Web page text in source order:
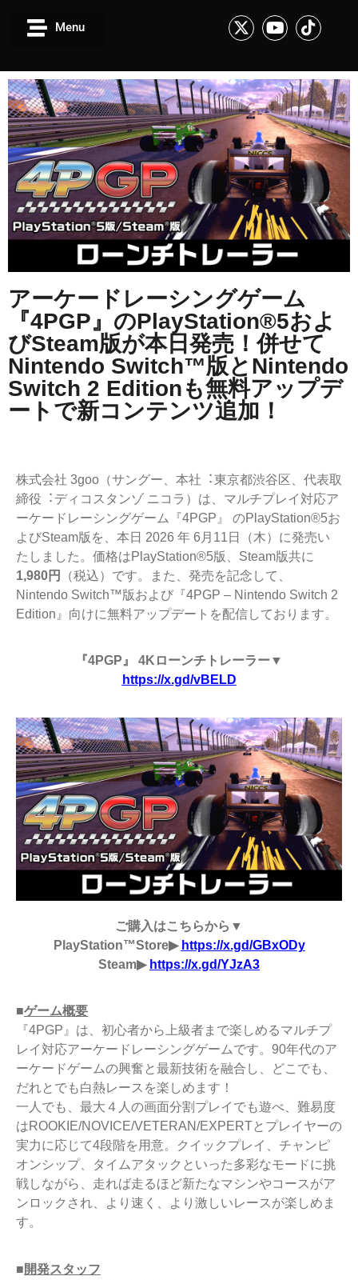
Menu
アーケードレーシングゲーム
『4PGP』のPlayStation®5およ
びSteam版が本日発売！併せて
Nintendo Switch™版とNintendo
Switch 2 Editionも無料アップデ
ートで新コンテンツ追加！
株式会社 3goo（サングー、本社︓東京都渋⾕区、代表取
締役︓ディコスタンゾ ニコラ）は、マルチプレイ対応ア
ーケードレーシングゲーム『4PGP』 のPlayStation®5お
よびSteam版を、本日 2026 年 6月11日（⽊）に発売い
たしました。価格はPlayStation®5版、Steam版共に
1,980円
（税込）です。また、発売を記念して、
Nintendo Switch™版および『4PGP – Nintendo Switch 2
Edition』向けに無料アップデートを配信しております。
『4PGP』 4Kローンチトレーラー▼
https://x.gd/vBELD
ご購入はこちらから▼
PlayStation™Store▶ https://x.gd/GBxODy
Steam▶ https://x.gd/YJzA3
■ゲーム概要
『4PGP』は、初心者から上級者まで楽しめるマルチプ
レイ対応アーケードレーシングゲームです。90年代のア
ーケードゲームの興奮と最新技術を融合し、どこでも、
だれとでも白熱レースを楽しめます！
一人でも、最大４人の画面分割プレイでも遊べ、難易度
はROOKIE/NOVICE/VETERAN/EXPERTとプレイヤーの
実力に応じて4段階を用意。クイックプレイ、チャンピ
オンシップ、タイムアタックといった多彩なモードに挑
戦しながら、走れば走るほど新たなマシンやコースがア
ンロックされ、より速く、より激しいレースが楽しめま
す。
■開発スタッフ